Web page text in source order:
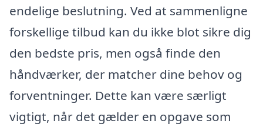
endelige beslutning. Ved at sammenligne
forskellige tilbud kan du ikke blot sikre dig
den bedste pris, men også finde den
håndværker, der matcher dine behov og
forventninger. Dette kan være særligt
vigtigt, når det gælder en opgave som